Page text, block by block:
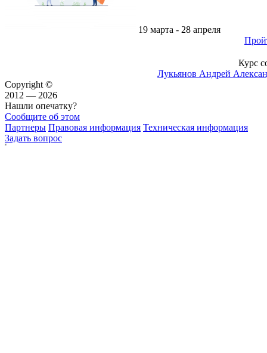
19 марта - 28 апреля
Курс
Лукьянов Андрей
Copyright ©
2012 — 2026
Нашли опечатку?
Сообщите об этом
Партнеры Правовая информация Техническая информация
Задать вопрос